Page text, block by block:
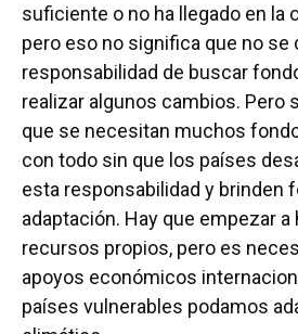
suficiente o no ha llegado en la
pero eso no significa que no se
responsabilidad de buscar
realizar algunos cambios. Pero
que se necesitan muchos
con todo sin que los países
esta responsabilidad y brinden
adaptación. Hay que empezar
recursos propios, pero es
apoyos económicos
países vulnerables podamos